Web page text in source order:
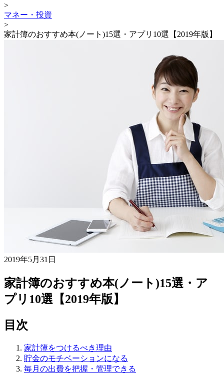
>
マネー・投資
>
家計簿のおすすめ本(ノート)15選・アプリ10選【2019年版】
2019年5月31日
家計簿のおすすめ本(ノート)15選・ア
プリ10選【2019年版】
目次
家計簿をつけるべき理由
貯金のモチベーションになる
毎月の出費を把握・管理できる